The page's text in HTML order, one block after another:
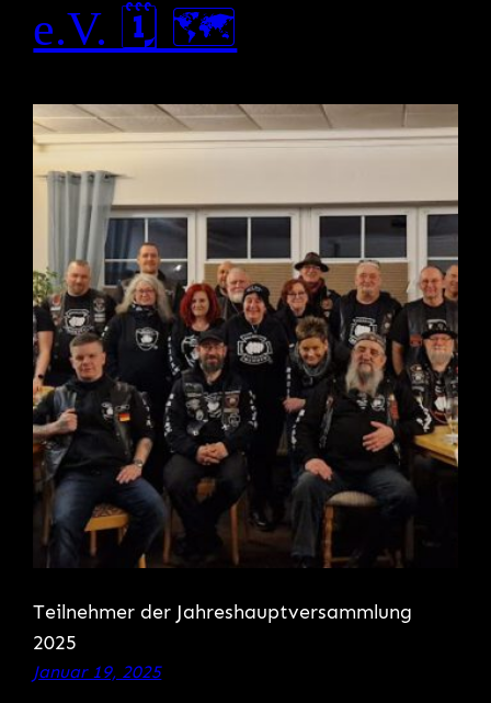
e.V. 🗓 🗺
Teilnehmer der Jahreshauptversammlung
2025
Januar 19, 2025